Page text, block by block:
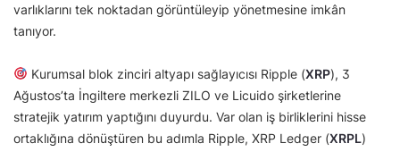
varlıklarını tek noktadan görüntüleyip yönetmesine imkân
tanıyor.
Kurumsal blok zinciri altyapı sağlayıcısı Ripple (XRP), 3
Ağustos’ta İngiltere merkezli ZILO ve Licuido şirketlerine
stratejik yatırım yaptığını duyurdu. Var olan iş birliklerini hisse
ortaklığına dönüştüren bu adımla Ripple, XRP Ledger (XRPL)